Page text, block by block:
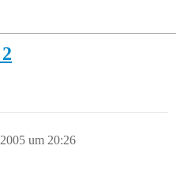
um 20:26